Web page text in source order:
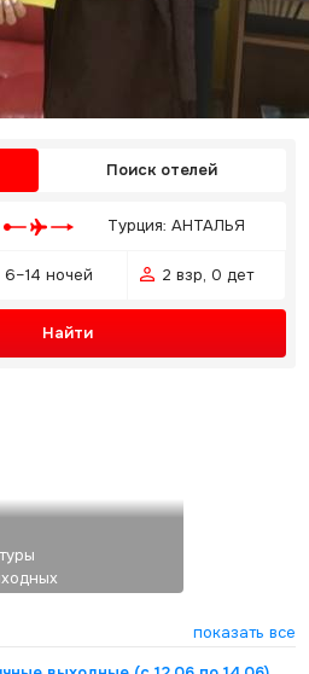
Поиск отелей
Турция: АНТАЛЬЯ
6–14 ночей 2 взр, 0 дет
Найти
показать все